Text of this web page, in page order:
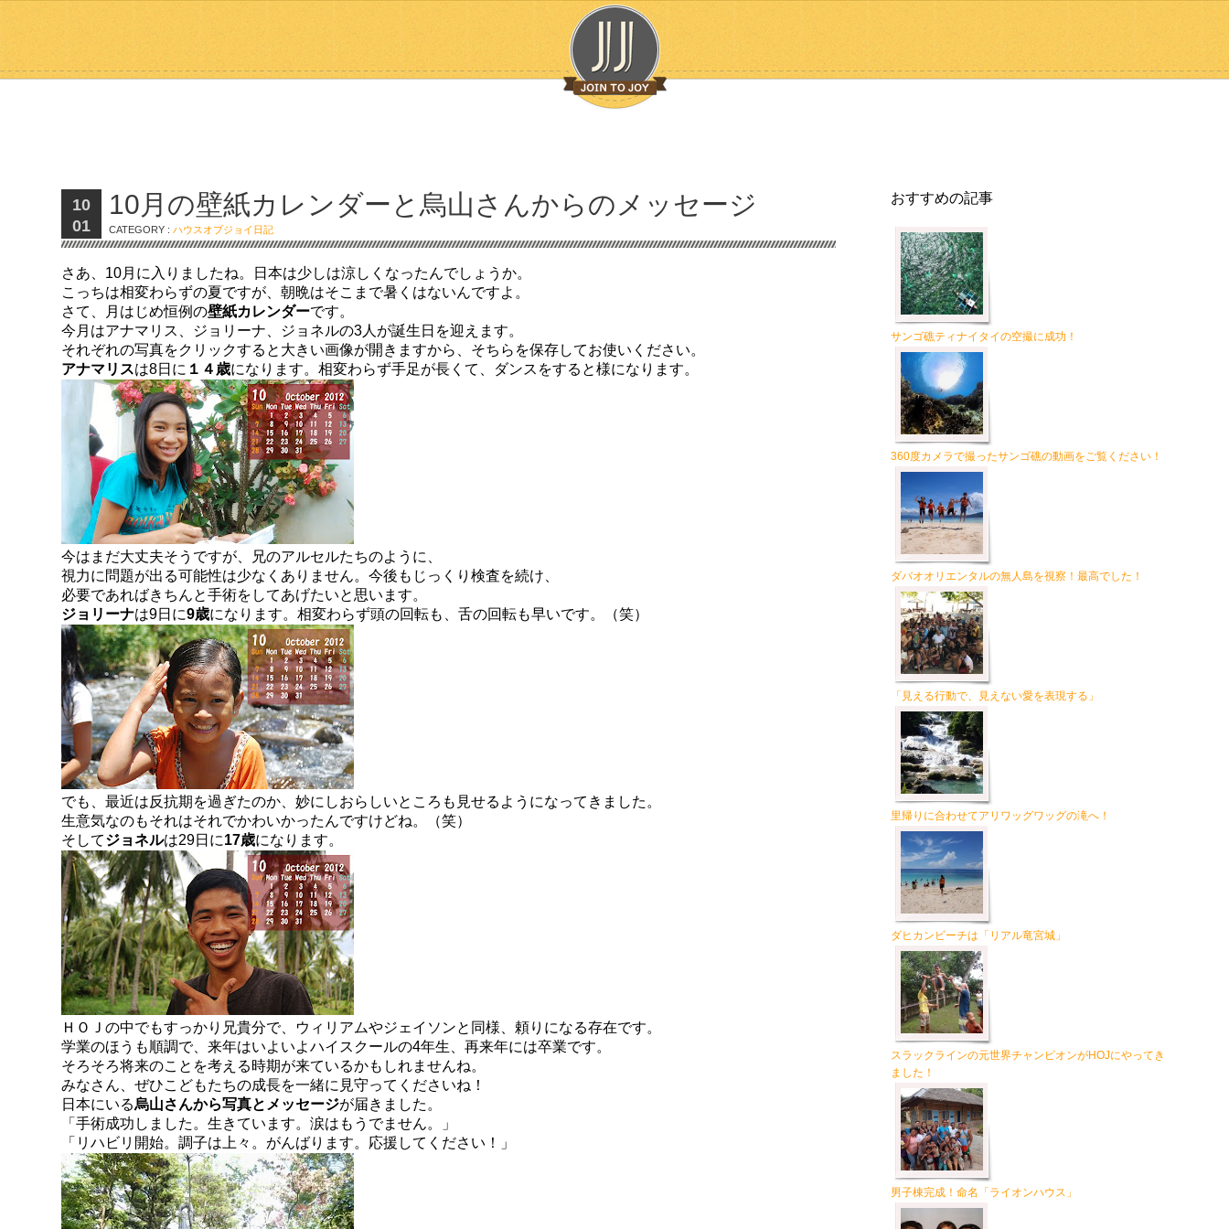
10
01
10月の壁紙カレンダーと烏山さんからのメッセージ
CATEGORY :ハウスオブジョイ日記
さあ、10月に入りましたね。日本は少しは涼しくなったんでしょうか。
こっちは相変わらずの夏ですが、朝晩はそこまで暑くはないんですよ。
さて、月はじめ恒例の壁紙カレンダーです。
今月はアナマリス、ジョリーナ、ジョネルの3人が誕生日を迎えます。
それぞれの写真をクリックすると大きい画像が開きますから、そちらを保存してお使いください。
アナマリスは8日に １４歳になります。相変わらず手足が長くて、ダンスをすると様になります。
今はまだ大丈夫そうですが、兄のアルセルたちのように、
視力に問題が出る可能性は少なくありません。今後もじっくり検査を続け、
必要であればきちんと手術をしてあげたいと思います。
ジョリーナは9日に9歳になります。相変わらず頭の回転も、舌の回転も早いです。（笑）
でも、最近は反抗期を過ぎたのか、妙にしおらしいところも見せるようになってきました。
生意気なのもそれはそれでかわいかったんですけどね。（笑）
そしてジョネルは29日に17歳になります。
ＨＯＪの中でもすっかり兄貴分で、ウィリアムやジェイソンと同様、頼りになる存在です。
学業のほうも順調で、来年はいよいよハイスクールの4年生、再来年には卒業です。
そろそろ将来のことを考える時期が来ているかもしれませんね。
みなさん、ぜひこどもたちの成長を一緒に見守ってくださいね！
日本にいる烏山さんから写真とメッセージが届きました。
「手術成功しました。生きています。涙はもうでません。」
「リハビリ開始。調子は上々。がんばります。応援してください！」
おすすめの記事
サンゴ礁ティナイタイの空撮に成功！
360度カメラで撮ったサンゴ礁の動画をご覧ください！
ダバオオリエンタルの無人島を視察！最高でした！
「見える行動で、見えない愛を表現する」
里帰りに合わせてアリワッグワッグの滝へ！
ダヒカンビーチは「リアル竜宮城」
スラックラインの元世界チャンピオンがHOJにやってき
ました！
男子棟完成！命名「ライオンハウス」